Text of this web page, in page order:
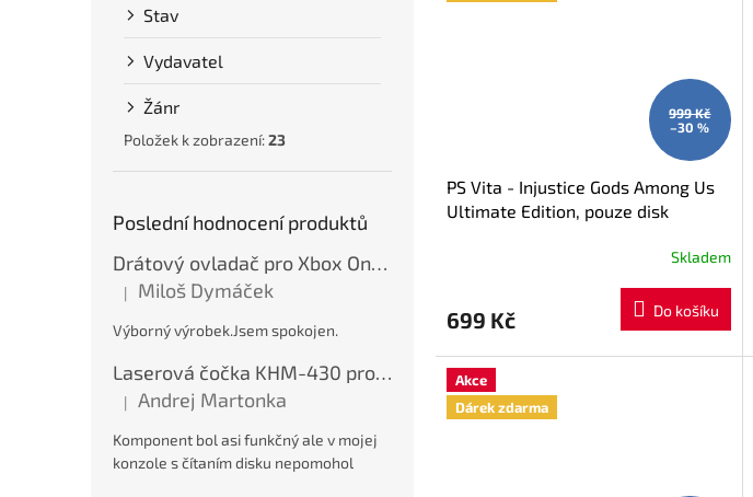
Stav
Vydavatel
Žánr
Položek k zobrazení:23
Poslední hodnocení produktů
Drátový ovladač pro Xbox One / Xbox Series X/S / PC - Modrý, var. A, nový
Hodnocení produktu je 5 z 5 hvězdiček.
| Miloš Dymáček
Výborný výrobek.Jsem spokojen.
Laserová čočka KHM-430 pro PS2, nová
Hodnocení produktu je 5 z 5 hvězdiček.
| Andrej Martonka
Komponent bol asi funkčný ale v mojej
konzole s čítaním disku nepomohol
999 Kč
–30 %
PS Vita - Injustice Gods Among Us
Ultimate Edition, pouze disk
Skladem
699 Kč Do košíku
Akce
Dárek zdarma